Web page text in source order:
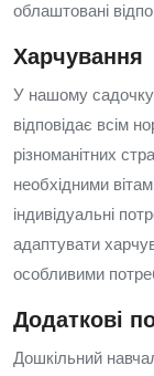
облаштовані
Харчування
У нашому садочку
відповідає всім
різноманітних
необхідними
індивідуальні
адаптувати
особливими
Додаткові
Дошкільний